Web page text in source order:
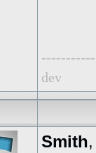
dev
Smith,